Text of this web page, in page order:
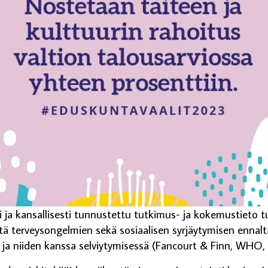
ja kansallisesti tunnustettu tutkimus- ja kokemustieto
terveysongelmien sekä sosiaalisen syrjäytymisen
niiden kanssa selviytymisessä (Fancourt & Finn,